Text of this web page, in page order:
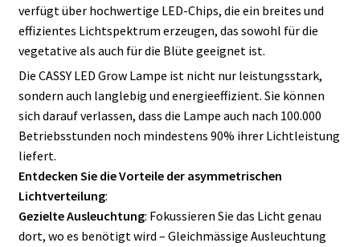
verfügt über hochwertige LED-Chips, die ein breites und
effizientes Lichtspektrum erzeugen, das sowohl für die
vegetative als auch für die Blüte geeignet ist.
Die CASSY LED Grow Lampe ist nicht nur leistungsstark,
sondern auch langlebig und energieeffizient. Sie können
sich darauf verlassen, dass die Lampe auch nach 100.000
Betriebsstunden noch mindestens 90% ihrer Lichtleistung
liefert.
Entdecken Sie die Vorteile der asymmetrischen
Lichtverteilung:
Gezielte Ausleuchtung: Fokussieren Sie das Licht genau
dort, wo es benötigt wird – Gleichmässige Ausleuchtung